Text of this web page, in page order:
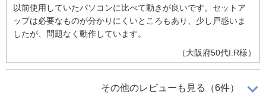
以前使用していたパソコンに比べて動きが良いです。セットア
ップは必要なものが分かりにくいところもあり、少し戸惑いま
したが、問題なく動作しています。
（大阪府50代I.R様）
画面は大きいが持ち運びには不向き
その他のレビューも見る（6件）